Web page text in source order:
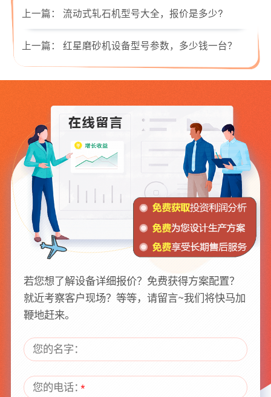
上一篇： 流动式轧石机型号大全，报价是多少?
上一篇： 红星磨砂机设备型号参数，多少钱一台？
若您想了解设备详细报价？免费获得方案配置？
就近考察客户现场？等等，请留言~我们将快马加
鞭地赶来。